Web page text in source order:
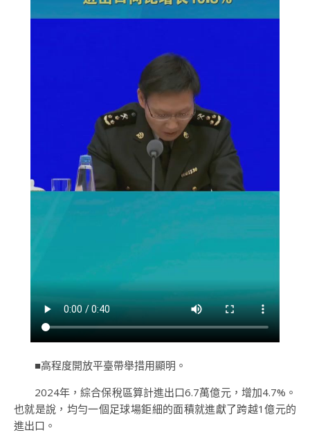
■高程度開放平臺帶舉措用顯明。
2024年，綜合保稅區算計進出口6.7萬億元，增加4.7%。
也就是說，均勻一個足球場鉅細的面積就進獻了跨越1億元的
進出口。